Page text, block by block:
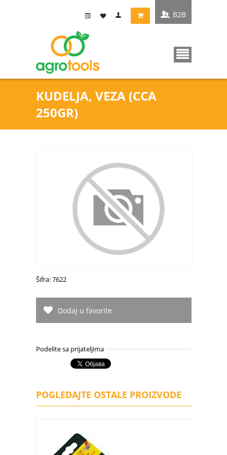
KUDELJA, VEZA (CCA
250GR)
B2B
Šifra: 7622
Dodaj u favorite
Podelite sa prijateljima
POGLEDAJTE OSTALE PROIZVODE